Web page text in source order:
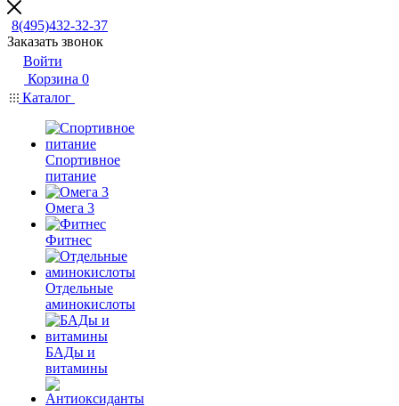
8(495)432-32-37
Заказать звонок
Войти
Корзина 0
Каталог
Спортивное
питание
Омега 3
Фитнес
Отдельные
аминокислоты
БАДы и
витамины